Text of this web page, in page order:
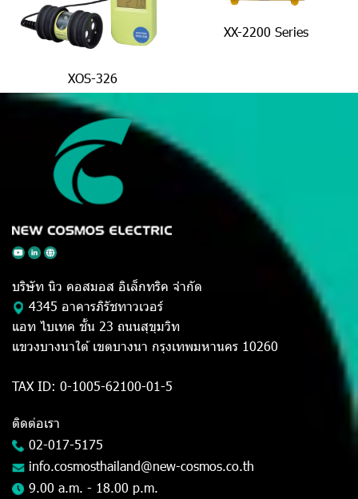
XOS-326
XX-2200 Series
บริษัท นิว คอสมอส อิเล็กทริค จำกัด
4345 อาคารภิรัชทาวเวอร์
แอท ไบเทค ชั้น 23 ถนนสุขุมวิท
แขวงบางนาใต้ เขตบางนา กรุงเทพมหานคร 10260
TAX ID: 0-1005-62100-01-5
ติดต่อเรา
02-017-5175
info.cosmosthailand@new-cosmos.co.th
9.00 a.m. - 18.00 p.m.